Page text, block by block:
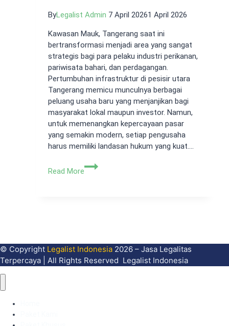
ByLegalist Admin 7 April 20261 April 2026
Kawasan Mauk, Tangerang saat ini
bertransformasi menjadi area yang sangat
strategis bagi para pelaku industri perikanan,
pariwisata bahari, dan perdagangan.
Pertumbuhan infrastruktur di pesisir utara
Tangerang memicu munculnya berbagai
peluang usaha baru yang menjanjikan bagi
masyarakat lokal maupun investor. Namun,
untuk memenangkan kepercayaan pasar
yang semakin modern, setiap pengusaha
harus memiliki landasan hukum yang kuat….
Read More
Jasa
&
Terpercaya
© Copyright Legalist Indonesia 2026 – Jasa Legalitas
Terpercaya | All Rights Reserved Legalist Indonesia